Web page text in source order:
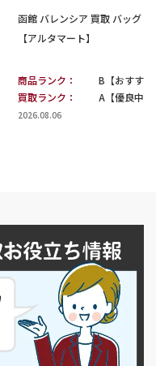
函館 バレンシア 買取 バッグ｜
【アルタマート】
商品ランク：
B【おすすめ
買取ランク：
A【優良中古
2026.08.06